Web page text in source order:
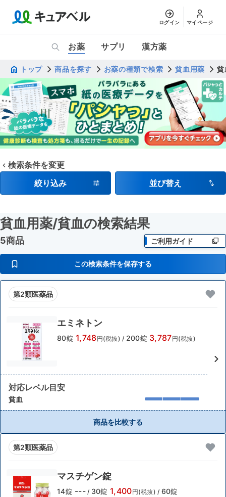
ログイン マイページ
お薬 サプリ 漢方薬
トップ 商品を探す お薬の種類で検索 貧血用薬 貧
検索条件を変更
絞り込み
並び替え
貧血用薬/貧血の検索結果
5商品 ご利用ガイド
この検索条件を保存する
第2類医薬品
エミネトン
80錠 1,748円(税抜) / 200錠 3,787円(税抜)
対応レベル目安
貧血
商品を比較する
第2類医薬品
マスチゲン錠
14錠 --- / 30錠 1,400円(税抜) / 60錠